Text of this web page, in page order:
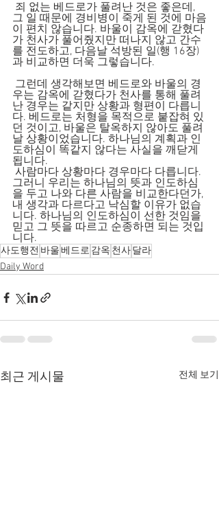
그 일 때문에 경비병이 죽게 된 것에 마음
이 편치 않습니다. 바울이 감옥에 갇혔다
가 천사가 풀어줬지만 떠나지 않고 간수
를 전도하고, 다음날 석방된 일(행 16장)
과 비교하면 더욱 그렇습니다.
우는 감옥에 갇혔다가 천사를 통해 풀려
난 경우는 같지만 상황과 형편이 다릅니
다. 베드로는 처형을 목적으로 붙잡혀 있
던 것이고, 바울은 탈옥하지 않아도 풀려
날 상황이었습니다. 하나님의 계획과 인
도하심이 똑같지 않다는 사실을 깨닫게
됩니다.
그러니 우리는 하나님의 뜻과 인도하심
을 두고 나와 다른 사람을 비교한다던가,
내 생각과 다르다고 낙심할 이유가 없습
니다. 하나님의 인도하심이 선한 것임을
믿고 그 뜻을 따르고 순종하면 되는 것입
니다.
사도행전 바울베드로 감옥 천사달라
Daily Word
최근 게시물 전체 보기